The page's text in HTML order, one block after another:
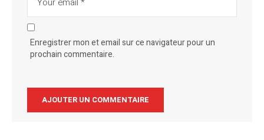
Enregistrer mon et email sur ce navigateur pour un
prochain commentaire.